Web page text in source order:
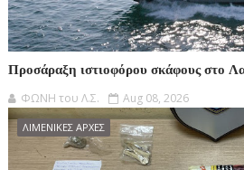
Προσάραξη ιστιοφόρου σκάφους στο
ΦΩΝΗ του Λ.Σ. Aug 08, 2026
ΛΙΜΕΝΙΚΕΣ ΑΡΧΕΣ